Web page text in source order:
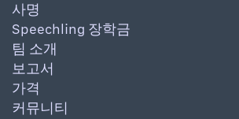
사명
Speechling 장학금
팀 소개
보고서
가격
커뮤니티